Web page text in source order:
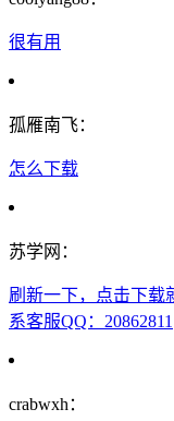
很有用
孤雁南飞：
怎么下载
苏学网：
刷新一下，点击下载
系客服QQ：20862811
crabwxh：